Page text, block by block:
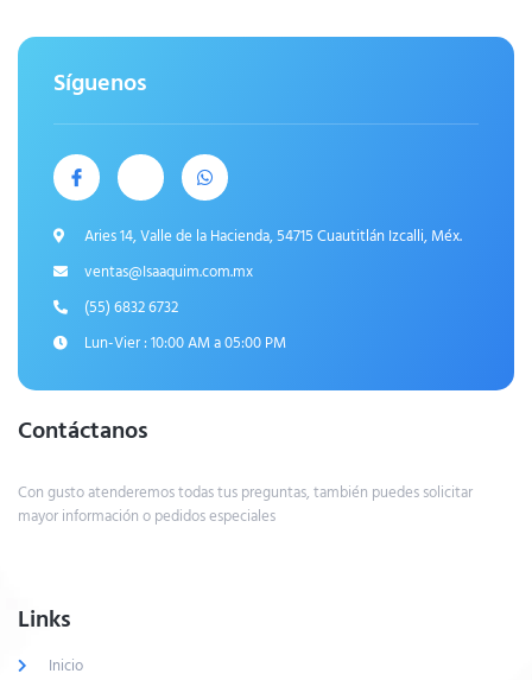
Síguenos
Aries 14, Valle de la Hacienda, 54715 Cuautitlán Izcalli, Méx.
ventas@Isaaquim.com.mx
(55) 6832 6732
Lun-Vier : 10:00 AM a 05:00 PM
Contáctanos
Con gusto atenderemos todas tus preguntas, también puedes solicitar
mayor información o pedidos especiales
Links
Inicio